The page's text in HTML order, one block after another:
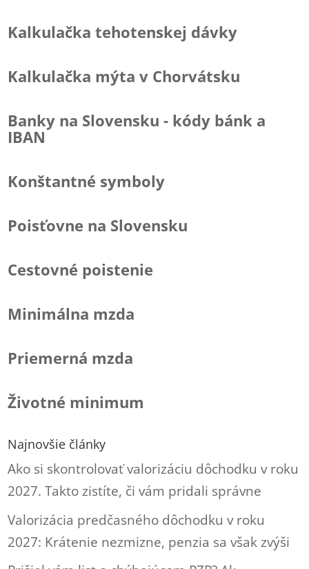
Kalkulačka tehotenskej dávky
Kalkulačka mýta v Chorvátsku
Banky na Slovensku - kódy bánk a
IBAN
Konštantné symboly
Poisťovne na Slovensku
Cestovné poistenie
Minimálna mzda
Priemerná mzda
Životné minimum
Najnovšie články
Ako si skontrolovať valorizáciu dôchodku v roku
2027. Takto zistíte, či vám pridali správne
Valorizácia predčasného dôchodku v roku
2027: Krátenie nezmizne, penzia sa však zvýši